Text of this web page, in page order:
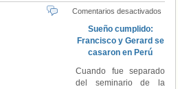
Comentarios desactivados
Sueño cumplido:
Francisco y Gerard se
casaron en Perú
Cuando fue separado
del seminario de la